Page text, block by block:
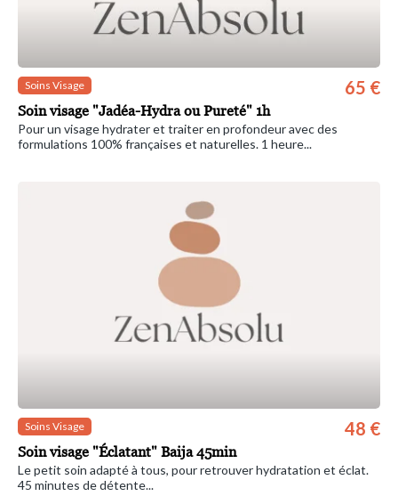
Soins Visage
Soin visage "Jadéa-Hydra ou Pureté" 1h
65 €
Pour un visage hydrater et traiter en profondeur avec des
formulations 100% françaises et naturelles. 1 heure...
Soins Visage
Soin visage "Éclatant" Baija 45min
48 €
Le petit soin adapté à tous, pour retrouver hydratation et éclat.
45 minutes de détente...